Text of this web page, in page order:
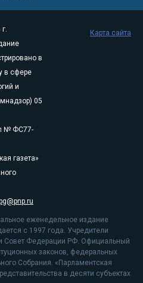
в
в сфере
и
05
№ ФС77-
газета»
еженедельное издание
с 1997 года. Учредители
Совет Федерации РФ. Официальный
законов, федеральных
Собрания. «Парламентская
в десяти субъектах
Карта сайта